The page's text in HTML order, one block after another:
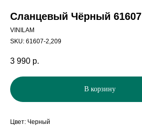
Сланцевый Чёрный 61607
VINILAM
SKU: 61607-2,209
3 990 р.
В корзину
Цвет: Черный